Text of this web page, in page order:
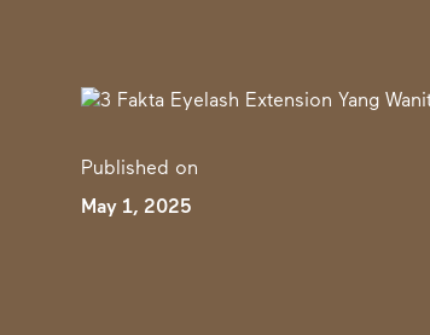
Published on
May 1, 2025